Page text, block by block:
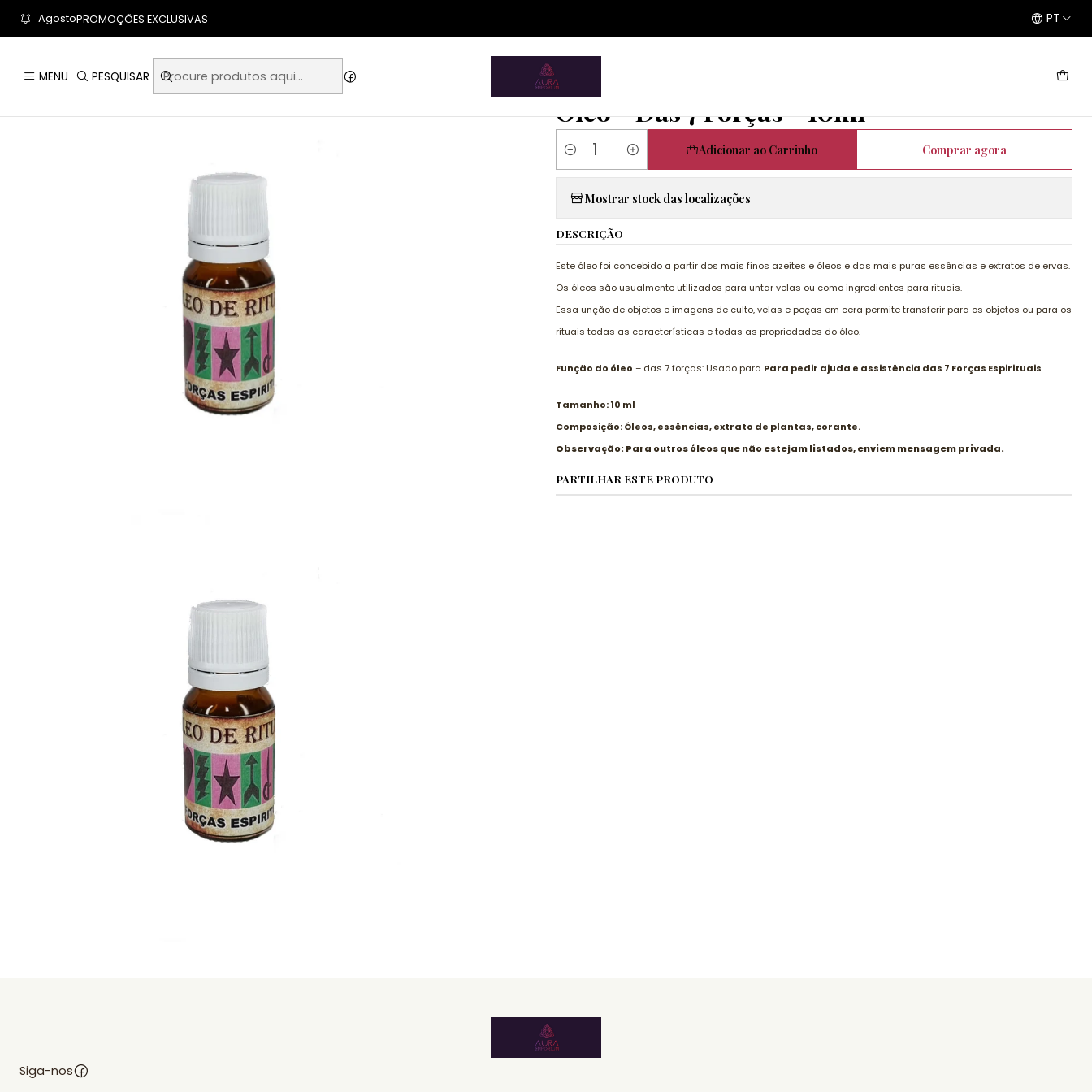
User-agent: * Allow: / Sitemap: https://www.auraemporium.pt/sitemap.xml
MENU PESQUISAR
AgostoPROMOÇÕES EXCLUSIVAS
PT
Início
Artigos Esotéricos Óleos de Ritual Óleo - Das 7 Forças - 10ml
|
Óleo - Das 7 Forças - 10ml
Quantidade
Adicionar ao Carrinho Comprar agora
Mostrar stock das localizações
DESCRIÇÃO
Este óleo foi concebido a partir dos mais finos azeites e óleos e das mais puras essências e extratos de ervas.
Os óleos são usualmente utilizados para untar velas ou como ingredientes para rituais.
Essa unção de objetos e imagens de culto, velas e peças em cera permite transferir para os objetos ou para os
rituais todas as características e todas as propriedades do óleo.
Função do óleo – das 7 forças: Usado para Para pedir ajuda e assistência das 7 Forças Espirituais
Tamanho: 10 ml
Composição: Óleos, essências, extrato de plantas, corante.
Observação: Para outros óleos que não estejam listados, enviem mensagem privada.
PARTILHAR ESTE PRODUTO
Siga-nos